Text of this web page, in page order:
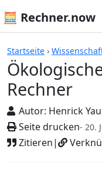
🧮 Rechner.now
Startseite ›
Rechner
Autor: Henrick Yau
Seite drucken- 20.
Zitieren|
Rechner